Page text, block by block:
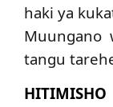
haki ya
Muungano
tangu
HITIMISHO